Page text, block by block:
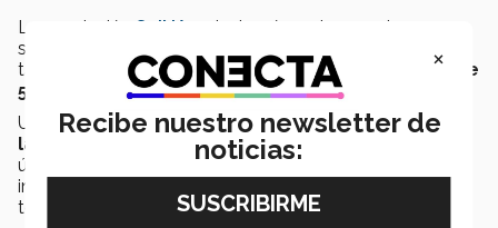
La asociación SpINA
se instauró en el segundo
semestre del 2022 y, a través de diferentes cursos,
talleres, pláticas y conferencias, ha enseñado a
más de
500 personasdesde los12 a los 70 años de edad
Uno de sus objetivos ha sido fomentar el interés por
la ciencia y el impacto de la investigació
última edición de la
‘Nanosemana’
impartió 5 cursos, una conferencia, una plenaria y un lab
tour.
×
Recibe nuestro newsletter de
noticias: